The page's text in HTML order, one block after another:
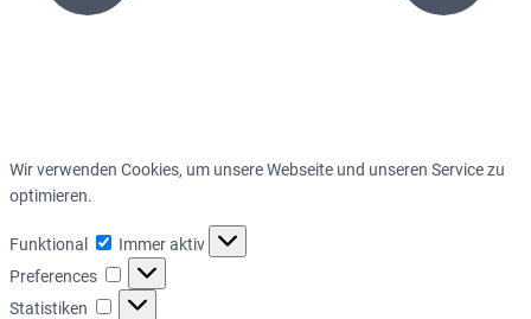
Wir verwenden Cookies, um unsere Webseite und unseren Service zu
optimieren.
Funktional Funktional
Immer aktiv
Preferences
Preferences
Statistiken Statistiken